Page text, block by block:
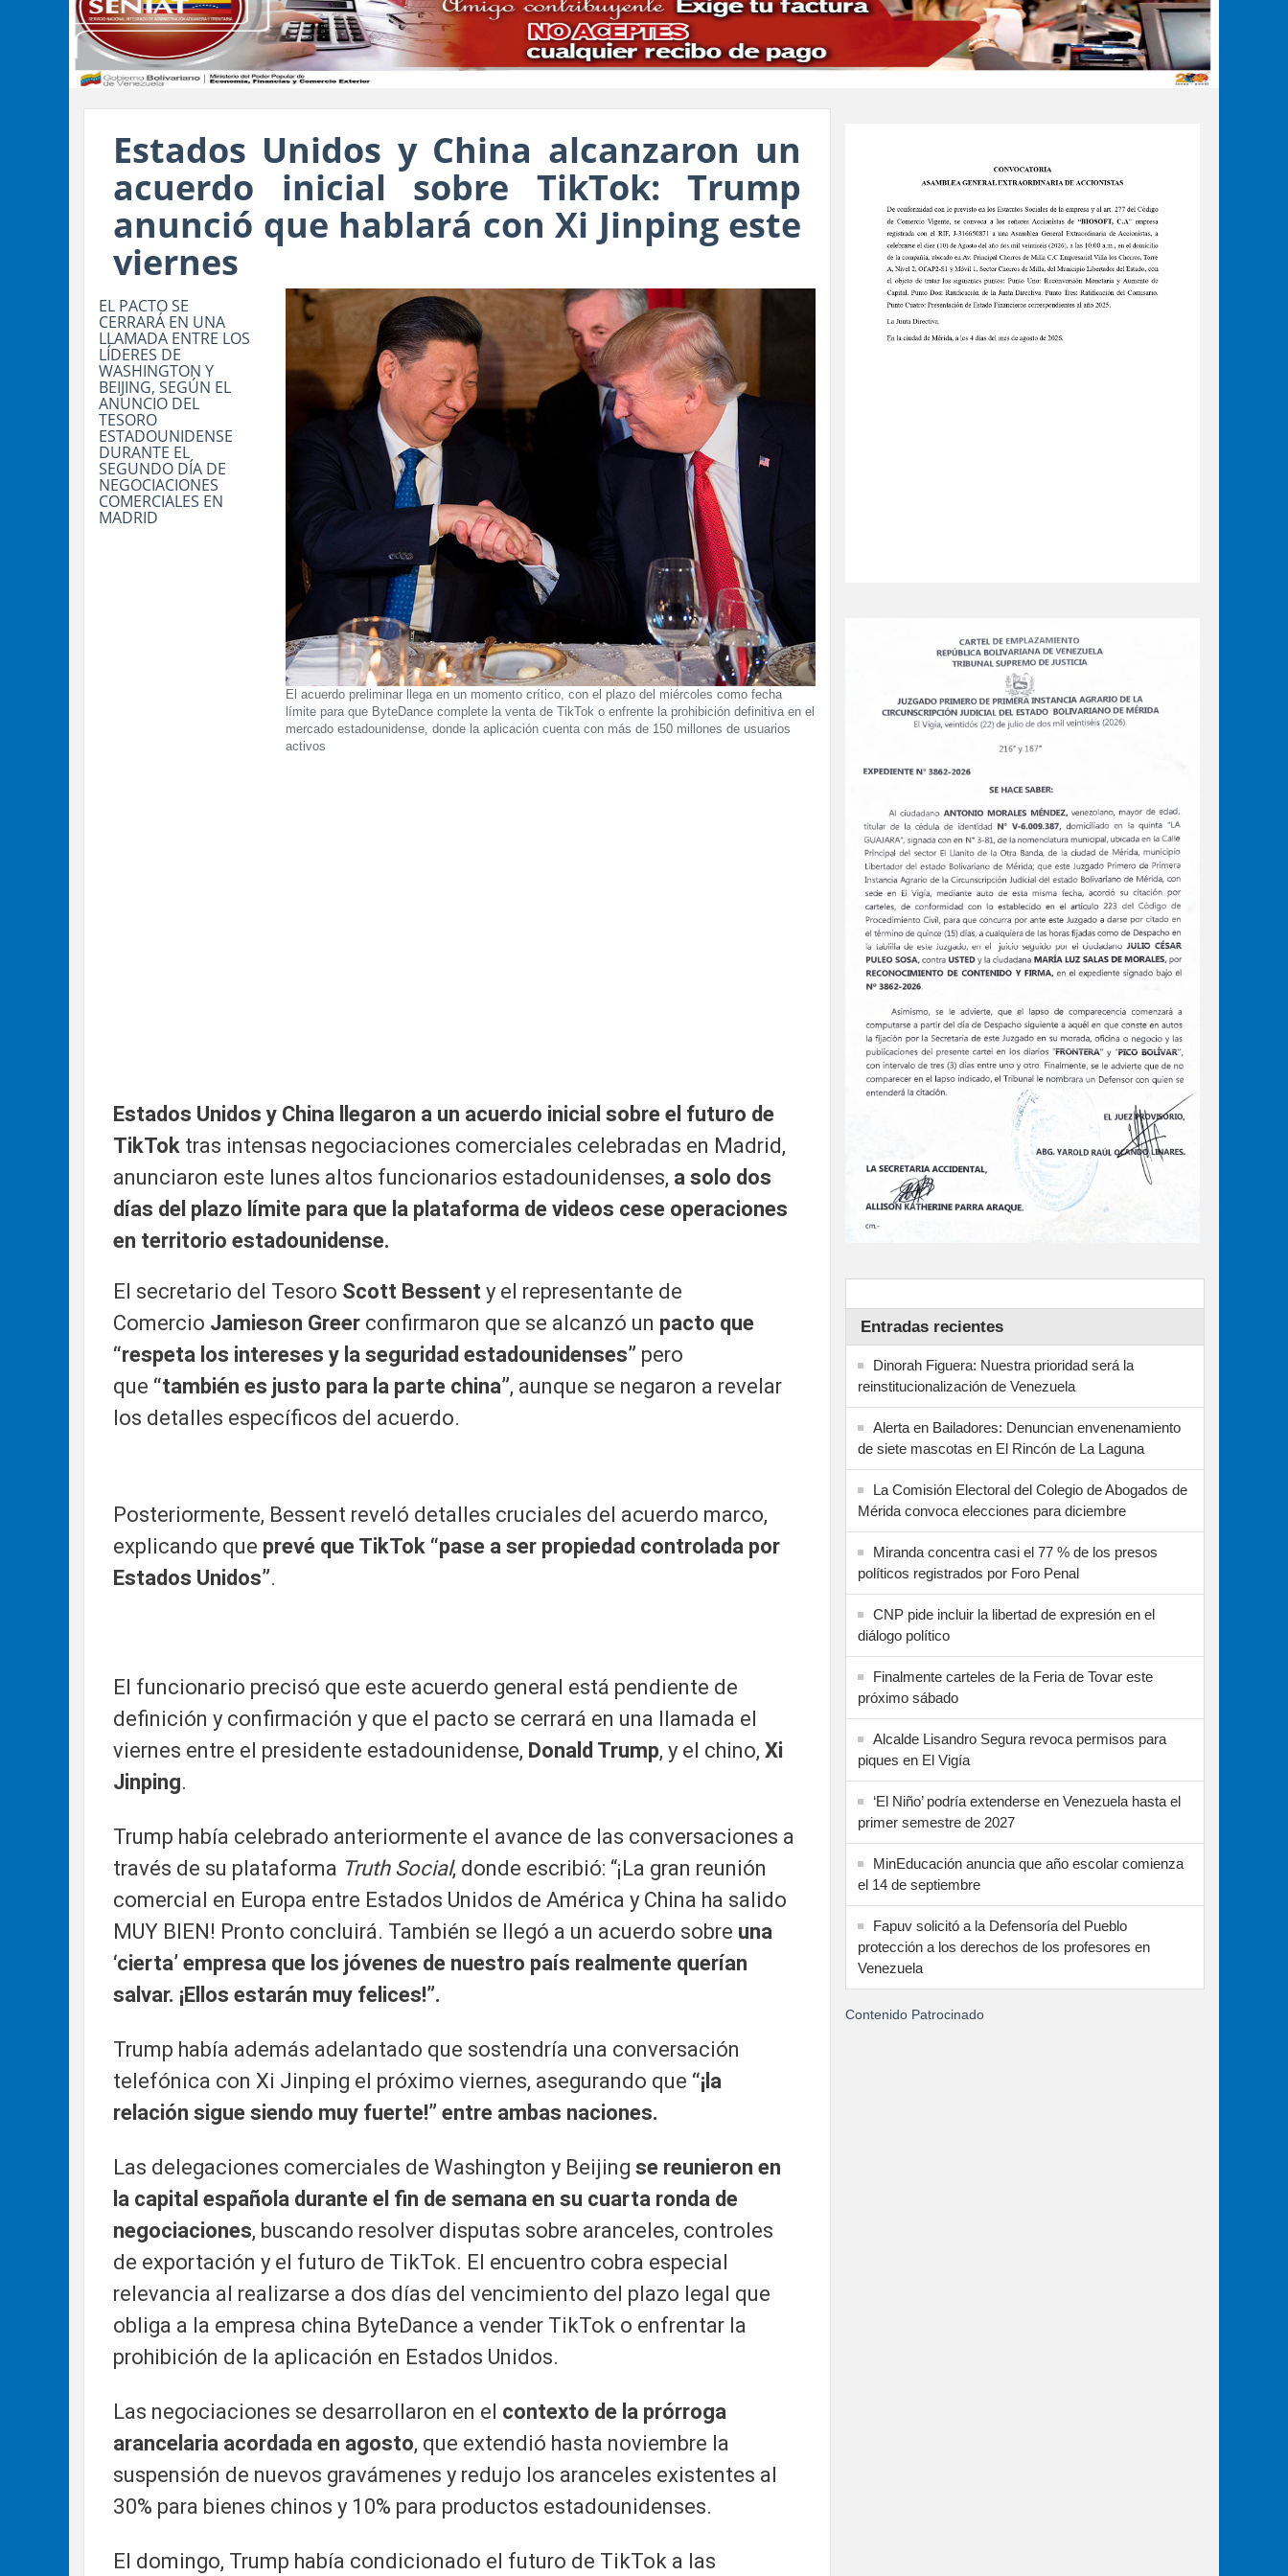
Estados Unidos y China alcanzaron un
acuerdo inicial sobre TikTok: Trump
anunció que hablará con Xi Jinping este
viernes
El acuerdo preliminar llega en un momento crítico, con el plazo del miércoles como fecha
límite para que ByteDance complete la venta de TikTok o enfrente la prohibición definitiva en el
mercado estadounidense, donde la aplicación cuenta con más de 150 millones de usuarios
activos
EL PACTO SE
CERRARÁ EN UNA
LLAMADA ENTRE LOS
LÍDERES DE
WASHINGTON Y
BEIJING, SEGÚN EL
ANUNCIO DEL
TESORO
ESTADOUNIDENSE
DURANTE EL
SEGUNDO DÍA DE
NEGOCIACIONES
COMERCIALES EN
MADRID
Estados Unidos y China llegaron a un acuerdo inicial sobre el futuro de
TikTok tras intensas negociaciones comerciales celebradas en Madrid,
anunciaron este lunes altos funcionarios estadounidenses, a solo dos
días del plazo límite para que la plataforma de videos cese operaciones
en territorio estadounidense.
El secretario del Tesoro Scott Bessenty el representante de
Comercio Jamieson Greer confirmaron que se alcanzó un pacto que
“respeta los intereses y la seguridad estadounidenses” pero
que “también es justo para la parte china”, aunque se negaron a revelar
los detalles específicos del acuerdo.
Posteriormente, Bessent reveló detalles cruciales del acuerdo marco,
explicando que prevé que TikTok “pase a ser propiedad controlada por
Estados Unidos”.
El funcionario precisó que este acuerdo general está pendiente de
definición y confirmación y que el pacto se cerrará en una llamada el
viernes entre el presidente estadounidense, Donald Trump, y el chino, Xi
Jinping.
Trump había celebrado anteriormente el avance de las conversaciones a
través de su plataforma Truth Social, donde escribió: “¡La gran reunión
comercial en Europa entre Estados Unidos de América y China ha salido
MUY BIEN! Pronto concluirá. También se llegó a un acuerdo sobre una
‘cierta’ empresa que los jóvenes de nuestro país realmente querían
salvar. ¡Ellos estarán muy felices!”.
Trump había además adelantado que sostendría una conversación
telefónica con Xi Jinping el próximo viernes, asegurando que “¡la
relación sigue siendo muy fuerte!” entre ambas naciones.
Las delegaciones comerciales de Washington y Beijing se reunieron en
la capital española durante el fin de semana en su cuarta ronda de
negociaciones, buscando resolver disputas sobre aranceles, controles
de exportación y el futuro de TikTok. El encuentro cobra especial
relevancia al realizarse a dos días del vencimiento del plazo legal que
obliga a la empresa china ByteDance a vender TikTok o enfrentar la
prohibición de la aplicación en Estados Unidos.
Las negociaciones se desarrollaron en el contexto de la prórroga
arancelaria acordada en agosto, que extendió hasta noviembre la
suspensión de nuevos gravámenes y redujo los aranceles existentes al
30% para bienes chinos y 10% para productos estadounidenses.
El domingo, Trump había condicionado el futuro de TikTok a las
Entradas recientes
Dinorah Figuera: Nuestra prioridad será la
reinstitucionalización de Venezuela
Alerta en Bailadores: Denuncian envenenamiento
de siete mascotas en El Rincón de La Laguna
La Comisión Electoral del Colegio de Abogados de
Mérida convoca elecciones para diciembre
Miranda concentra casi el 77 % de los presos
políticos registrados por Foro Penal
CNP pide incluir la libertad de expresión en el
diálogo político
Finalmente carteles de la Feria de Tovar este
próximo sábado
Alcalde Lisandro Segura revoca permisos para
piques en El Vigía
‘El Niño’ podría extenderse en Venezuela hasta el
primer semestre de 2027
MinEducación anuncia que año escolar comienza
el 14 de septiembre
Fapuv solicitó a la Defensoría del Pueblo
protección a los derechos de los profesores en
Venezuela
Contenido Patrocinado